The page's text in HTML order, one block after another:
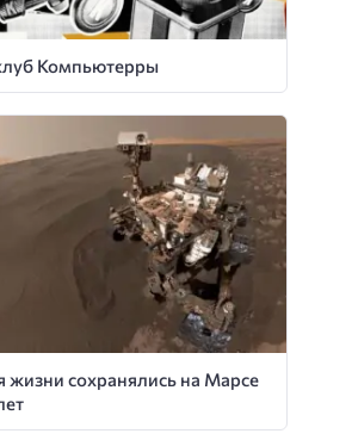
Компьютерры
жизни сохранялись на Марсе